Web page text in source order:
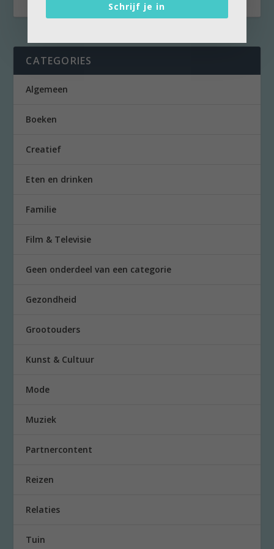
CATEGORIES
Algemeen
Boeken
Creatief
Eten en drinken
Familie
Film & Televisie
Geen onderdeel van een categorie
Gezondheid
Grootouders
Kunst & Cultuur
Mode
Muziek
Partnercontent
Reizen
Relaties
Tuin
Schrijf je in